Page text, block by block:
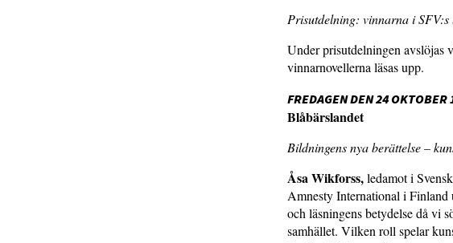
Prisutdelning: vinnarna i
Under prisutdelningen avslöjas
vinnarnovellerna läsas upp.
FREDAGEN DEN 24
Blåbärslandet
Bildningens nya berättelse –
Åsa Wikforss,ledamot i
Amnesty International i Finland
och läsningens betydelse då vi
samhället. Vilken roll spelar